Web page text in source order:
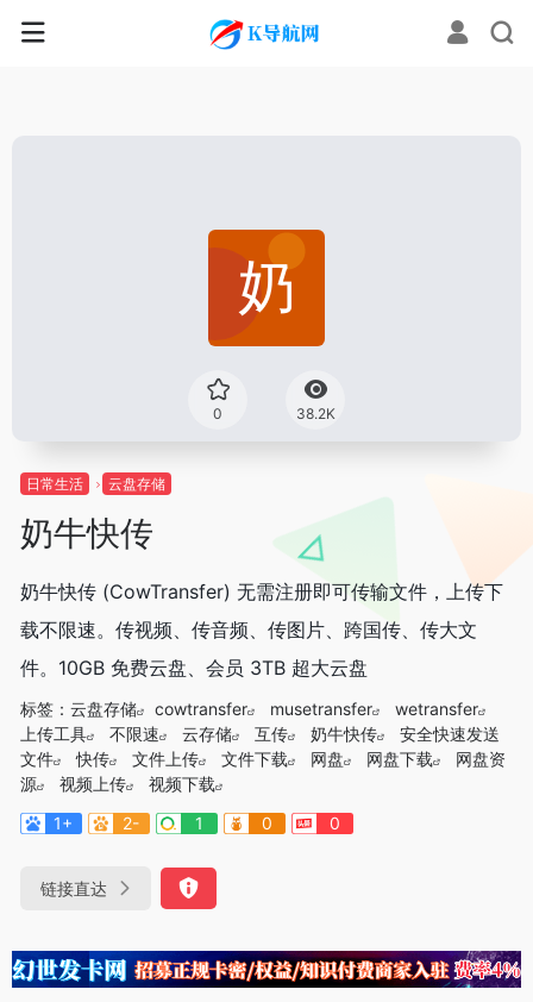
0 38.2K
日常生活 云盘存储
奶牛快传
奶牛快传 (CowTransfer) 无需注册即可传输文件，上传下
载不限速。传视频、传音频、传图片、跨国传、传大文
件。10GB 免费云盘、会员 3TB 超大云盘
标签： 云盘存储 cowtransfer musetransfer
wetransfer
上传工具
不限速 云存储 互传 奶牛快传
安全快速发送
文件
快传 文件上传 文件下载 网盘 网盘下载
网盘资
源
视频上传
视频下载
1+
2- 1 0 0
链接直达